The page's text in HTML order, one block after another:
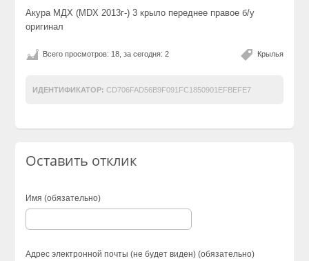
Акура МДХ (MDX 2013г-) 3 крыло переднее правое б/у
оригинал
Крылья
Всего просмотров: 18, за сегодня: 2
ИДЕНТИФИКАТОР: CD706FAD56B9F091FC1850901EFBEFE7
Оставить отклик
Имя (обязательно)
Адрес электронной почты (не будет виден) (обязательно)